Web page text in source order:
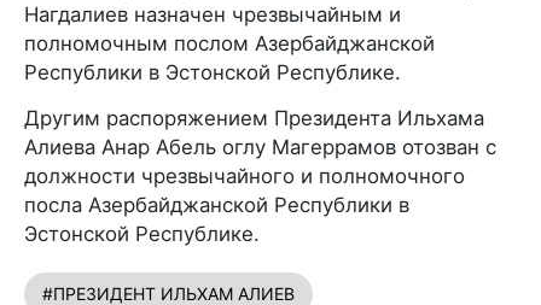
Нагдалиев назначен чрезвычайным и
полномочным послом Азербайджанской
Республики в Эстонской Республике.
Другим распоряжением Президента Ильхама
Алиева Анар Абель оглу Магеррамов отозван с
должности чрезвычайного и полномочного
посла Азербайджанской Республики в
Эстонской Республике.
#ПРЕЗИДЕНТ ИЛЬХАМ АЛИЕВ